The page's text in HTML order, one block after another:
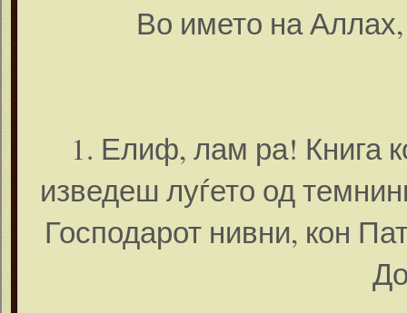
Во името на
1. Елиф, лам ра! Книга
изведеш луѓето од
Господарот нивни, кон